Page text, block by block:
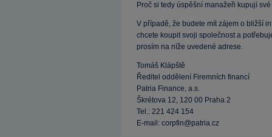
Proč si tedy úspěšní manažeři kupují
V případě, že budete mít zájem o bližší
chcete koupit svoji společnost a
prosím na níže uvedené adrese.
Tomáš Klápště
Ředitel oddělení Firemních financí
Patria Finance, a.s.
Škrétova 12, 120 00 Praha 2
Tel.: 221 424 154
E-mail: corpfin@patria.cz